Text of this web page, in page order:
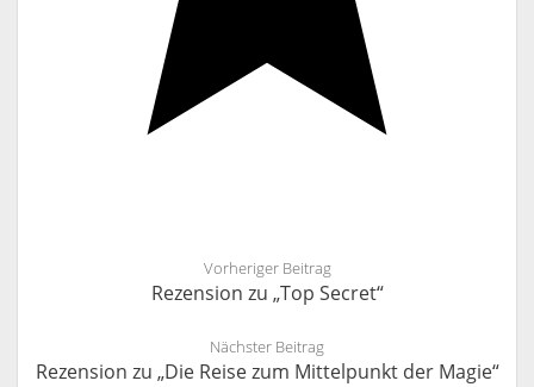
Vorheriger Beitrag
Rezension zu „Top Secret“
Nächster Beitrag
Rezension zu „Die Reise zum Mittelpunkt der Magie“